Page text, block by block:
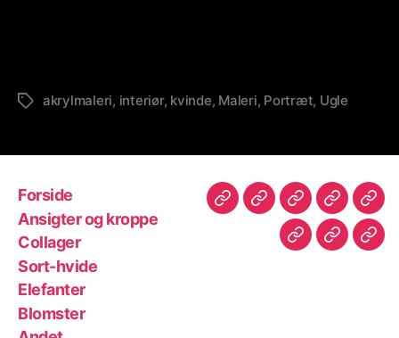
Tagsakrylmaleri, interiør, kvinde, Maleri, Portræt, Ugle
Forside
Ansigter og kroppe
Collager
Sort-hvide
Elefanter
Blomster
ForsideAnsigter
kroppe
Collager
Sort-
hvide
Blomster
Andet